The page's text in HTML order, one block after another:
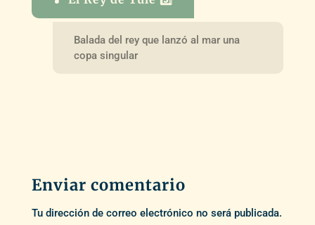
Balada del rey que lanzó al mar una
copa singular
Enviar comentario
Tu dirección de correo electrónico no será publicada.